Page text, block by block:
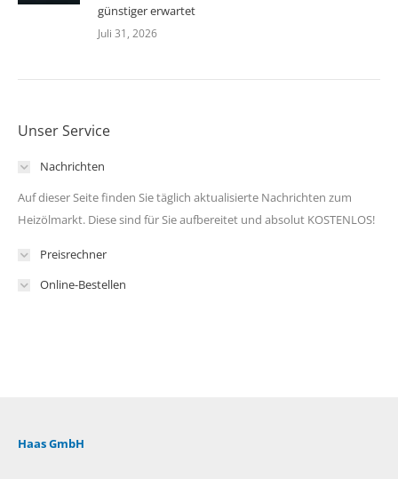
günstiger erwartet
Juli 31, 2026
Unser Service
Nachrichten
Auf dieser Seite finden Sie täglich aktualisierte Nachrichten zum
Heizölmarkt. Diese sind für Sie aufbereitet und absolut KOSTENLOS!
Preisrechner
Online-Bestellen
Haas GmbH